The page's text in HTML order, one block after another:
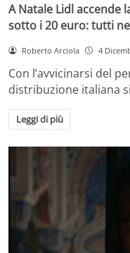
A Natale Lidl accende
sotto i 20 euro: tutti
Roberto Arciola 4
Con l’avvicinarsi del
distribuzione italiana
Leggi di più